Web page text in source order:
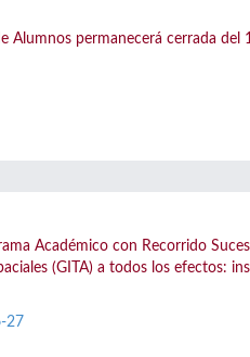
Alumnos permanecerá cerrada del
Académico con Recorrido
(GITA) a todos los efectos:
27